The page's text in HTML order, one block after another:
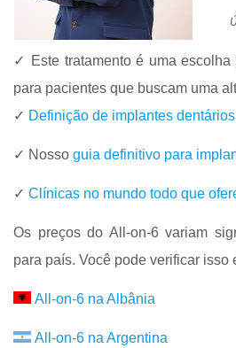
✓ Este tratamento é uma escolha
para pacientes que buscam uma
✓ Definição de implantes
✓ Nosso guia definitivo para
✓ Clínicas no mundo todo que
Os preços do All-on-6 variam
para país. Você pode verificar isso
All-on-6 na Albânia
All-on-6 na Argentina